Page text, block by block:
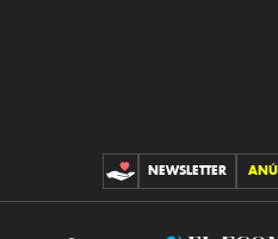
CONTRIBUCIONES
NEWSLETTER